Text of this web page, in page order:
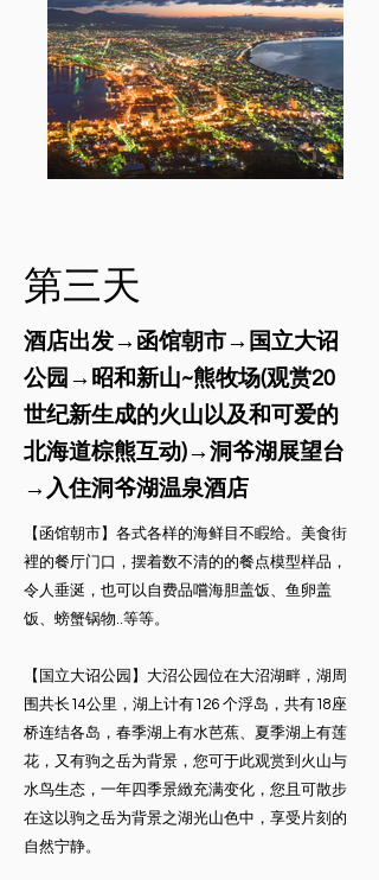
​第三天
酒店出发→函馆朝市→国立大诏
公园→昭和新山~熊牧场(观赏20
世纪新生成的火山以及和可爱的
北海道棕熊互动)→洞爷湖展望台
→入住洞爷湖温泉酒店
【函馆朝市】各式各样的海鲜目不睱给。美食街
裡的餐厅门口，摆着数不清的的餐点模型样品，
令人垂涎，也可以自费品嚐海胆盖饭、鱼卵盖
饭、螃蟹锅物..等等。
【国立大诏公园】大沼公园位在大沼湖畔，湖周
围共长14公里，湖上计有126 个浮岛，共有18座
桥连结各岛，春季湖上有水芭蕉、夏季湖上有莲
花，又有驹之岳为背景，您可于此观赏到火山与
水鸟生态，一年四季景緻充满变化，您且可散步
在这以驹之岳为背景之湖光山色中，享受片刻的
自然宁静。